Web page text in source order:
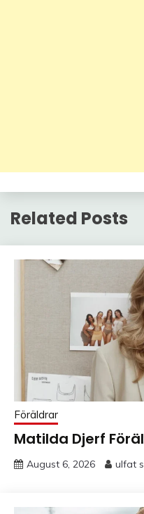
Related Posts
Föräldrar
Matilda Djerf
August 6, 2026 ulfat